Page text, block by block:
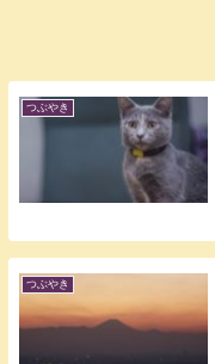
つぶやき
つぶやき